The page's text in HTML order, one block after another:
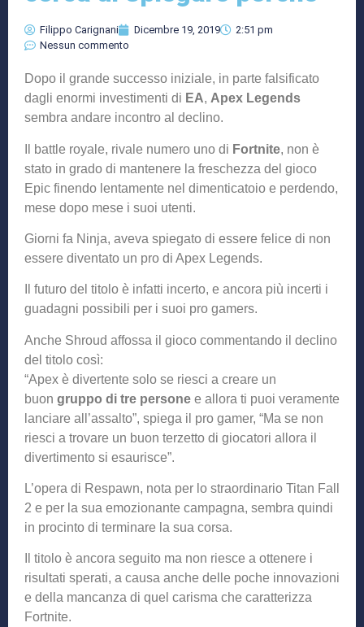
Filippo Carignani Dicembre 19, 2019
2:51 pm
Nessun commento
Dopo il grande successo iniziale, in parte falsificato
dagli enormi investimenti di EA, Apex Legends
sembra andare incontro al declino.
Il battle royale, rivale numero uno di Fortnite, non è
stato in grado di mantenere la freschezza del gioco
Epic finendo lentamente nel dimenticatoio e perdendo,
mese dopo mese i suoi utenti.
Giorni fa Ninja, aveva spiegato di essere felice di non
essere diventato un pro di Apex Legends.
Il futuro del titolo è infatti incerto, e ancora più incerti i
guadagni possibili per i suoi pro gamers.
Anche Shroud affossa il gioco commentando il declino
del titolo così:
“Apex è divertente solo se riesci a creare un
buon gruppo di tre persone e allora ti puoi veramente
lanciare all’assalto”, spiega il pro gamer, “Ma se non
riesci a trovare un buon terzetto di giocatori allora il
divertimento si esaurisce”.
L’opera di Respawn, nota per lo straordinario Titan Fall
2 e per la sua emozionante campagna, sembra quindi
in procinto di terminare la sua corsa.
Il titolo è ancora seguito ma non riesce a ottenere i
risultati sperati, a causa anche delle poche innovazioni
e della mancanza di quel carisma che caratterizza
Fortnite.